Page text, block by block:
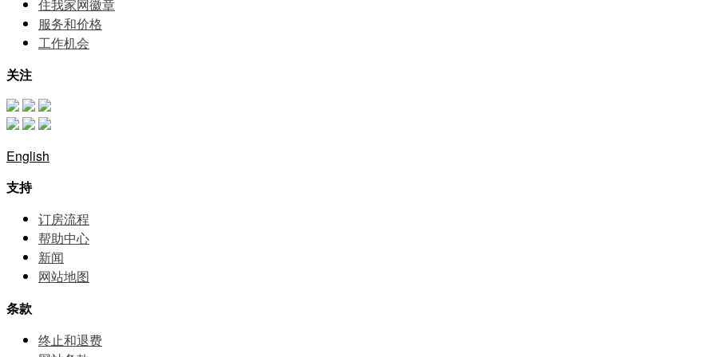
住我家网徽章
服务和价格
⼯作机会
关注
English
支持
订房流程
帮助中⼼
新闻
网站地图
条款
终止和退费